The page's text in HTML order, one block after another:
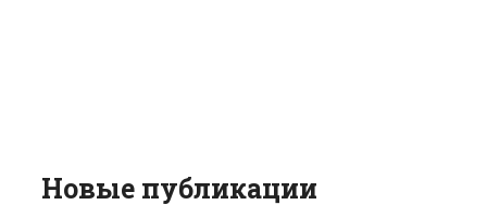
Новые публикации